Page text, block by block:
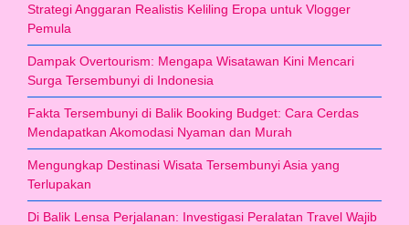
Strategi Anggaran Realistis Keliling Eropa untuk Vlogger
Pemula
Dampak Overtourism: Mengapa Wisatawan Kini Mencari
Surga Tersembunyi di Indonesia
Fakta Tersembunyi di Balik Booking Budget: Cara Cerdas
Mendapatkan Akomodasi Nyaman dan Murah
Mengungkap Destinasi Wisata Tersembunyi Asia yang
Terlupakan
Di Balik Lensa Perjalanan: Investigasi Peralatan Travel Wajib